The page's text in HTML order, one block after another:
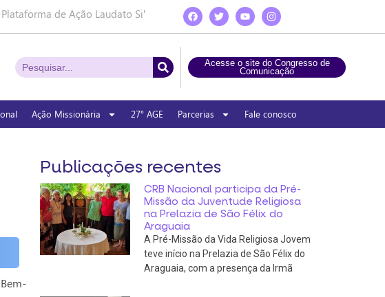
Plataforma de Ação Laudato Si’
Acesse o site do Congresso de
Comunicação
Ação Missionária 27° AGE Parcerias Fale conosco
Publicações recentes
CRB Nacional participa da Pré-
Missão da Juventude Religiosa
na Prelazia de São Félix do
Araguaia
A Pré-Missão da Vida Religiosa Jovem
teve início na Prelazia de São Félix do
Araguaia, com a presença da Irmã